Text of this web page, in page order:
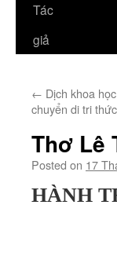
Tác
giả
← Dịch khoa
chuyển di tri thức
Thơ Lê
Posted on 17
HÀNH